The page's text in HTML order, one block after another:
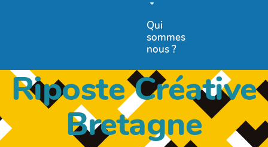
Qui
sommes
nous ?
Riposte Créative
Bretagne